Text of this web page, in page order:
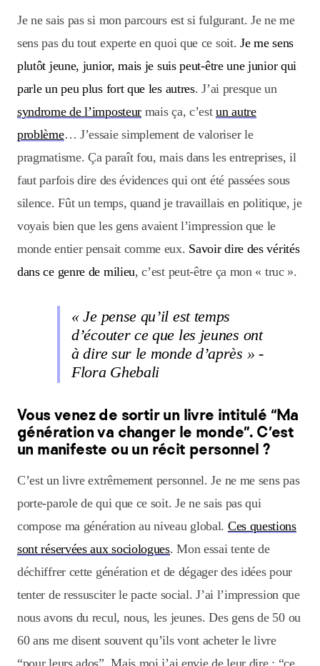
Je ne sais pas si mon parcours est si fulgurant. Je ne me
sens pas du tout experte en quoi que ce soit.Je me sens
plutôt jeune, junior, mais je suis peut-être une junior qui
parle un peu plus fort que les autres. J’ai presque un
syndrome de l’imposteur mais ça, c’estun autre
problème… J’essaie simplement de valoriser le
pragmatisme. Ça paraît fou, mais dans les entreprises, il
faut parfois dire des évidences qui ont été passées sous
silence. Fût un temps, quand je travaillais en politique, je
voyais bien que les gens avaient l’impression que le
monde entier pensait comme eux. Savoir dire des vérités
dans ce genre de milieu, c’est peut-être ça mon « truc ».
« Je pense qu’il est temps
d’écouter ce que les jeunes ont
à dire sur le monde d’après » -
Flora Ghebali
Vous venez de sortir un livre intitulé “Ma
génération va changer le monde”. C’est
un manifeste ou un récit personnel ?
C’est un livre extrêmement personnel. Je ne me sens pas
porte-parole de qui que ce soit. Je ne sais pas qui
compose ma génération au niveau global. Ces questions
sont réservées aux sociologues. Mon essai tente de
déchiffrer cette génération et de dégager des idées pour
tenter de ressusciter le pacte social. J’ai l’impression que
nous avons du recul, nous, les jeunes. Des gens de 50 ou
60 ans me disent souvent qu’ils vont acheter le livre